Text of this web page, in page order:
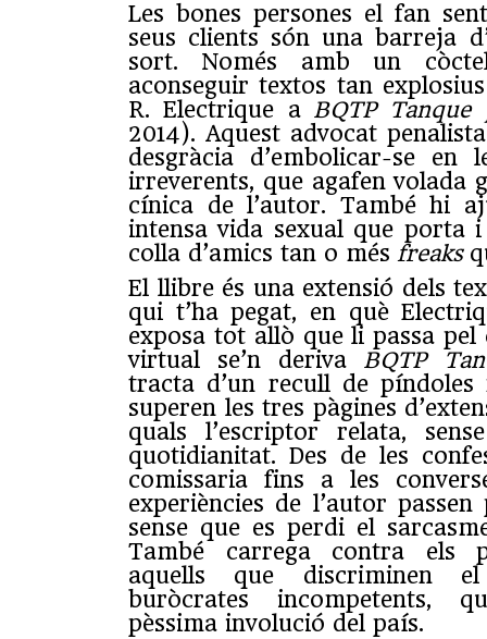
Les bones persones el fan
seus clients són una barreja
sort. Només amb un
aconseguir textos tan
R. Electrique a BQTP
2014). Aquest advocat
desgràcia d’embolicar-se en
irreverents, que agafen volada
cínica de l’autor. També hi
intensa vida sexual que porta i
colla d’amics tan o més freaks
El llibre és una extensió dels
qui t’ha pegat, en què
exposa tot allò que li passa pel
virtual se’n deriva BQTP
tracta d’un recull de píndoles
superen les tres pàgines
quals l’escriptor relata,
quotidianitat. Des de les
comissaria fins a les
experiències de l’autor
sense que es perdi el
També carrega contra els
aquells que discriminen
buròcrates incompetents,
pèssima involució del país.